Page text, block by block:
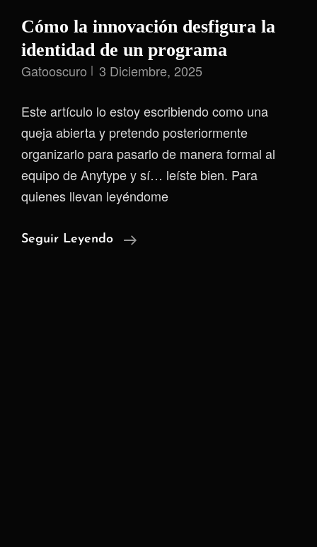
Cómo la innovación desfigura la
identidad de un programa
Gatooscuro 3 Diciembre, 2025
Este artículo lo estoy escribiendo como una
queja abierta y pretendo posteriormente
organizarlo para pasarlo de manera formal al
equipo de Anytype y sí… leíste bien. Para
quienes llevan leyéndome
Seguir Leyendo
Cómo